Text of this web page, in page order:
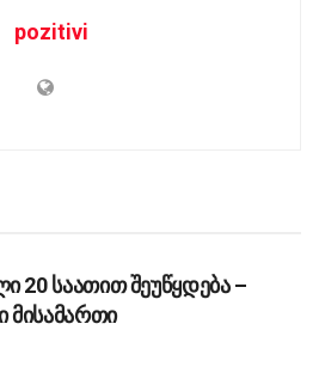
pozitivi
20 საათით შეუწყდება –
მისამართი